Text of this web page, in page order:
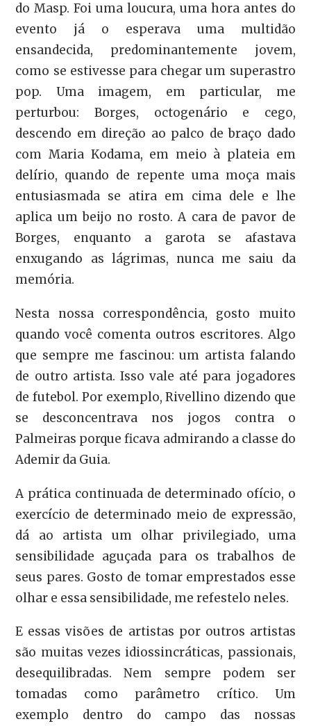
do Masp. Foi uma loucura, uma hora antes do
evento já o esperava uma multidão
ensandecida, predominantemente jovem,
como se estivesse para chegar um superastro
pop. Uma imagem, em particular, me
perturbou: Borges, octogenário e cego,
descendo em direção ao palco de braço dado
com Maria Kodama, em meio à plateia em
delírio, quando de repente uma moça mais
entusiasmada se atira em cima dele e lhe
aplica um beijo no rosto. A cara de pavor de
Borges, enquanto a garota se afastava
enxugando as lágrimas, nunca me saiu da
memória.
Nesta nossa correspondência, gosto muito
quando você comenta outros escritores. Algo
que sempre me fascinou: um artista falando
de outro artista. Isso vale até para jogadores
de futebol. Por exemplo, Rivellino dizendo que
se desconcentrava nos jogos contra o
Palmeiras porque ficava admirando a classe do
Ademir da Guia.
A prática continuada de determinado ofício, o
exercício de determinado meio de expressão,
dá ao artista um olhar privilegiado, uma
sensibilidade aguçada para os trabalhos de
seus pares. Gosto de tomar emprestados esse
olhar e essa sensibilidade, me refestelo neles.
E essas visões de artistas por outros artistas
são muitas vezes idiossincráticas, passionais,
desequilibradas. Nem sempre podem ser
tomadas como parâmetro crítico. Um
exemplo dentro do campo das nossas